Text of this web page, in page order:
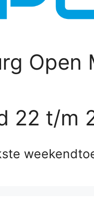
Open
22 t/m